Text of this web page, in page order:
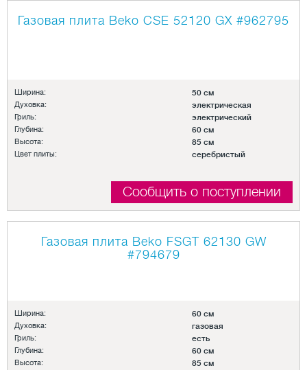
Газовая плита Beko CSE 52120 GX #962795
Ширина: 50 см
Духовка: электрическая
Гриль: электрический
Глубина: 60 см
Высота: 85 см
Цвет плиты: серебристый
Сообщить о поступлении
Газовая плита Beko FSGT 62130 GW
#794679
Ширина: 60 см
Духовка: газовая
Гриль: есть
Глубина: 60 см
Высота: 85 см